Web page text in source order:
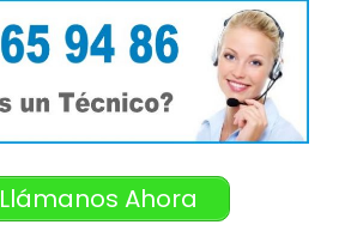
Llámanos Ahora